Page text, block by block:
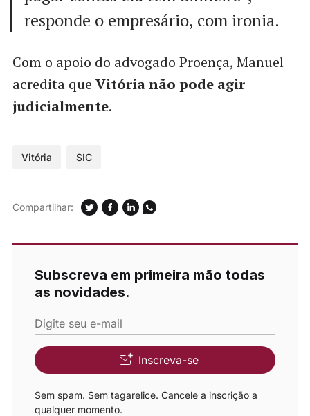
responde o empresário, com ironia.
Com o apoio do advogado Proença, Manuel
acredita que Vitória não pode agir
judicialmente.
Vitória SIC
Compartilhar:
Subscreva em primeira mão todas
as novidades.
Digite seu e-mail
Inscreva-se
Sem spam. Sem tagarelice. Cancele a inscrição a
qualquer momento.